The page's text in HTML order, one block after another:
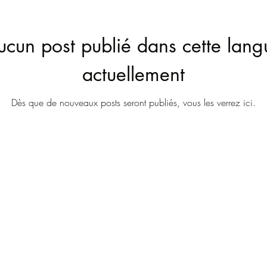
post publié dans cette
actuellement
Dès que de nouveaux posts seront publiés, vous les verrez ici.